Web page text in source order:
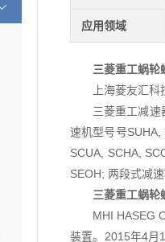
应用领域
三菱重工蜗轮
上海菱友汇
三菱重工减速
速机型号号
SCUA, SCHA,
SEOH; 两段式减
三菱重工蜗轮
MHI HASEG
装置。2015年4月